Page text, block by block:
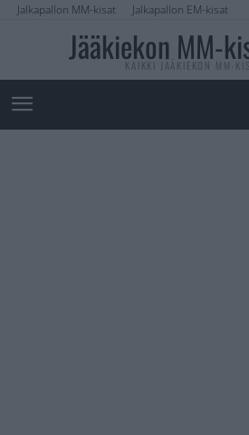
Jalkapallon MM-kisat Jalkapallon EM-kisat
Jääkiekon MM-
KAIKKI JÄÄKIEKON MM-